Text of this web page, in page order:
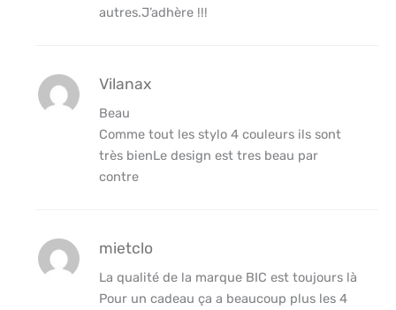
autres.J’adhère !!!
Vilanax
Beau
Comme tout les stylo 4 couleurs ils sont
très bienLe design est tres beau par
contre
mietclo
La qualité de la marque BIC est toujours là
Pour un cadeau ça a beaucoup plus les 4